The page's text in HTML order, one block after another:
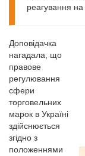
реагування на
Доповідачка
нагадала, що
правове
регулювання
сфери
торговельних
марок в Україні
здійснюється
згідно з
положеннями